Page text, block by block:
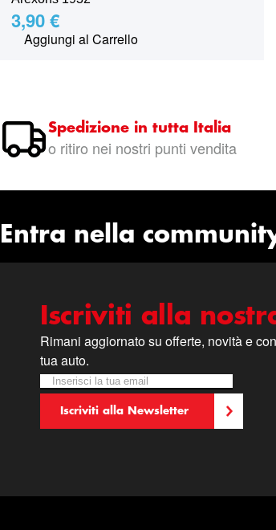
3,90 €
Aggiungi al Carrello
Spedizione in tutta Italia
o ritiro nei nostri punti vendita
Entra nella
Iscriviti alla
Rimani aggiornato su offerte, novità e
tua auto.
Newsletter
Iscriviti alla nostra Newsletter:
Iscriviti alla Newsletter